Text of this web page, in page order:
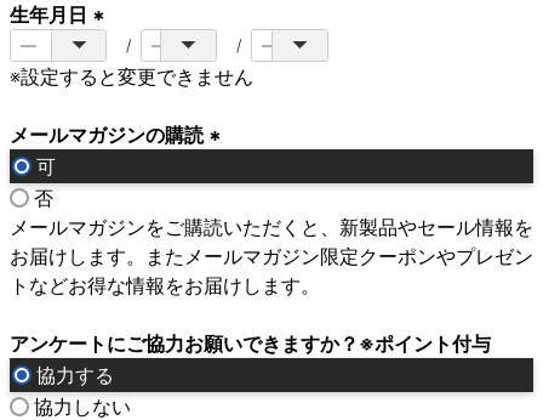
生年月日
必
)
※設定すると変更できません
メールマガジンの購読
須
)
可
否
メールマガジンをご購読いただくと、新製品やセール情報を
お届けします。またメールマガジン限定クーポンやプレゼン
トなどお得な情報をお届けします。
アンケートにご協力お願いできますか？※ポイント付与
協力する
協力しない